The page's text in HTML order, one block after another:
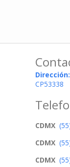
Dirección:
CP53338
CDMX
CDMX
CDMX